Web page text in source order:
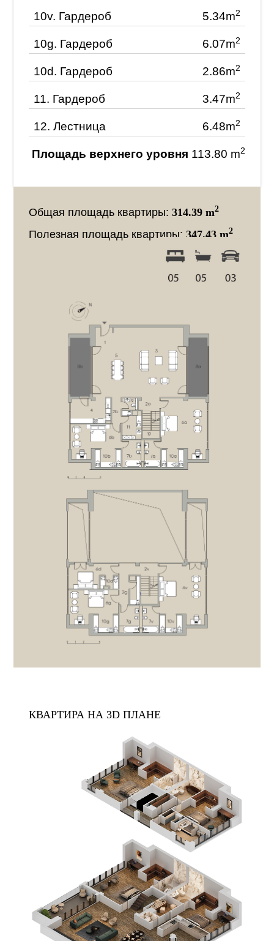
10v. Гардероб 5.34m2
10g. Гардероб 6.07m2
10d. Гардероб 2.86m2
11. Гардероб 3.47m2
12. Лестница 6.48m2
Площадь верхнего уровня 113.80 m2
Общая площадь квартиры: 314.39 m2
Полезная площадь квартиры: 347.43 m2
КВАРТИРА НА 3D ПЛАНЕ